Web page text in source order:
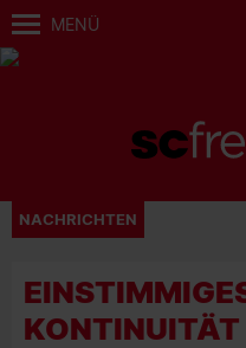
MENÜ
NACHRICHTEN
KONTINUITÄT